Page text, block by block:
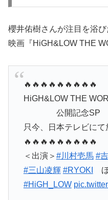
櫻井佑樹さんが注目を浴
映画『HiGH&LOW THE
🔥🔥🔥🔥🔥🔥🔥🔥🔥
HiGH&LOW THE
公開記念SP
只今、日本テレビにて
🔥🔥🔥🔥🔥🔥🔥🔥🔥
＜出演＞ #川村壱馬 #
#三山凌輝 #RYOKI
#HiGH_LOW